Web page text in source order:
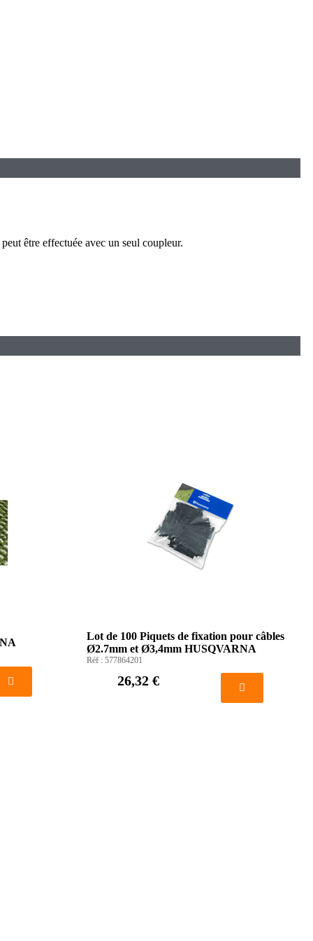
être effectuée avec un seul coupleur.
Lot de 100 Piquets de fixation pour câbles
Ø2.7mm et Ø3,4mm HUSQVARNA
Réf :577864201
26,32 €